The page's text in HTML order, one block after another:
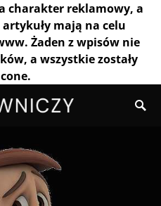
charakter reklamowy, a
mają na celu
Żaden z wpisów nie
a wszystkie zostały